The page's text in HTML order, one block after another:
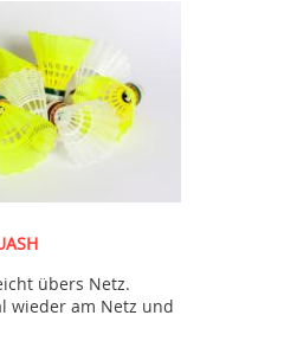
übers Netz.
wieder am Netz und